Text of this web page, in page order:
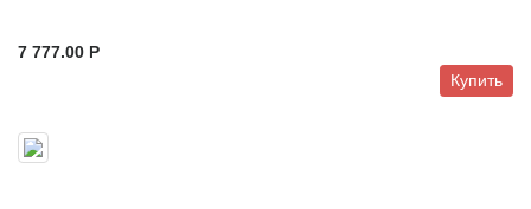
7 777.00 P
Купить